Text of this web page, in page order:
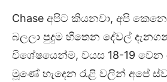
Chase අපිට කියනවා, අපි
බලලා පුදුම හිතෙන දේවල්
විශේෂයෙන්ම, වයස 18-19
මූණේ හැදෙන රැළි වලින් අපේ